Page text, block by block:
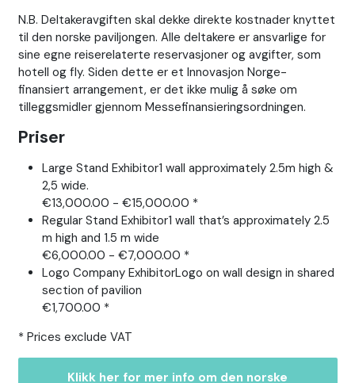
N.B. Deltakeravgiften skal dekke direkte kostnader knyttet
til den norske paviljongen. Alle deltakere er ansvarlige for
sine egne reiserelaterte reservasjoner og avgifter, som
hotell og fly. Siden dette er et Innovasjon Norge-
finansiert arrangement, er det ikke mulig å søke om
tilleggsmidler gjennom Messefinansieringsordningen.
Priser
Large Stand Exhibitor1 wall approximately 2.5m high &
2,5 wide.
€13,000.00 - €15,000.00 *
Regular Stand Exhibitor1 wall that’s approximately 2.5
m high and 1.5 m wide
€6,000.00 - €7,000.00 *
Logo Company ExhibitorLogo on wall design in shared
section of pavilion
€1,700.00 *
* Prices exclude VAT
Klikk her for mer info om den norske